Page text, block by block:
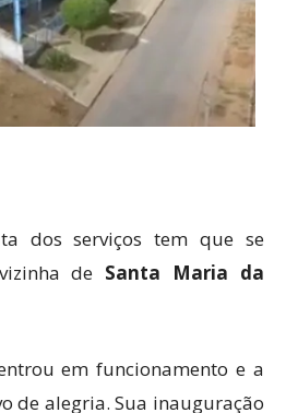
dos serviços tem que se
de Santa Maria da
em funcionamento e a
de alegria. Sua inauguração